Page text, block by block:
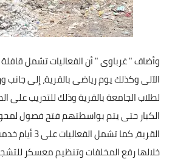
وأضاف " غرباوى " أن الفعاليات تشمل
الآلى وكذلك يوم رياضى بالقرية، إلى
لطلاب الجامعة بالقرية وذلك للتدريب على
الكبار حتى يتم بواسطتهم فتح فصول
القرية، كما تشمل
خلالها رفع المخلفات وتنظيم معسكر